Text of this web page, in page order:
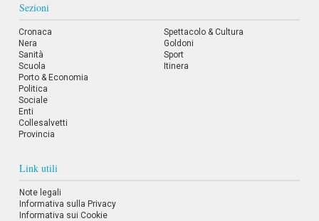
Sezioni
Cronaca
Nera
Sanità
Scuola
Porto & Economia
Politica
Sociale
Enti
Collesalvetti
Provincia
Spettacolo & Cultura
Goldoni
Sport
Itinera
Link utili
Note legali
Informativa sulla Privacy
Informativa sui Cookie